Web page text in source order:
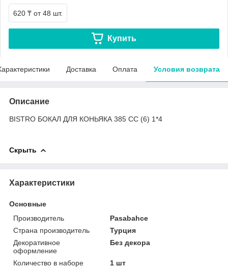
620 ₸ от 48 шт.
Купить
Доставка Оплата Условия возврата
Описание
BISTRO БОКАЛ ДЛЯ КОНЬЯКА 385 СС (6) 1*4
Скрыть
Характеристики
Основные
Производитель
Pasabahce
Страна производитель
Турция
Декоративное
оформление
Без декора
Количество в наборе
1 шт